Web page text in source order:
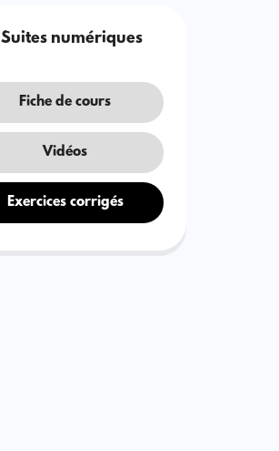
Suites numériques
Fiche de cours
Vidéos
Exercices corrigés